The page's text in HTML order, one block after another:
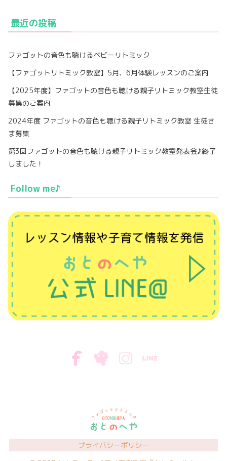
最近の投稿
ファゴットの音色も聴けるベビーリトミック
【ファゴットリトミック教室】5月、6月体験レッスンのご案内
【2025年度】ファゴットの音色も聴ける親子リトミック教室生徒
募集のご案内
2024年度 ファゴットの音色も聴ける親子リトミック教室 生徒さ
ま募集
第3回ファゴットの音色も聴ける親子リトミック教室発表会♪終了
しました！
Follow me♪
プライバシーポリシー